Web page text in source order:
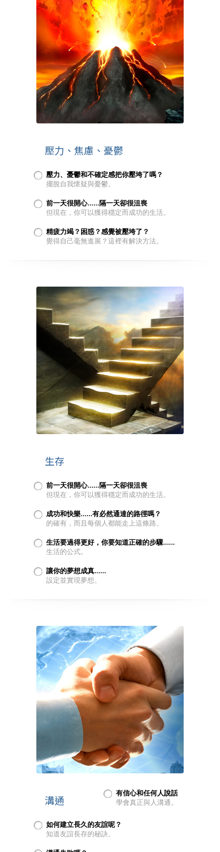
壓力、焦慮、憂鬱
壓力、憂鬱和不確定感把你壓垮了嗎？
擺脫自我懷疑與憂鬱。
前一天很開心……隔一天卻很沮喪
但現在，你可以獲得穩定而成功的生活。
精疲力竭？困惑？感覺被壓垮了？
覺得自己毫無進展？這裡有解決方法。
生存
前一天很開心……隔一天卻很沮喪
但現在，你可以獲得穩定而成功的生活。
成功和快樂……有必然通達的路徑嗎？
的確有，而且每個人都能走上這條路。
生活要過得更好，你要知道正確的步驟……
生活的公式。
讓你的夢想成真……
設定並實現夢想。
溝通
有信心和任何人說話
學會真正與人溝通。
如何建立長久的友誼呢？
知道友誼長存的秘訣。